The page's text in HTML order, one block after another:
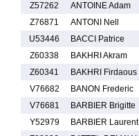
Z57262
ANTOINE Adam
Z76871
ANTONI Nell
U53446
BACCI Patrice
Z60338
BAKHRI Akram
Z60341
BAKHRI Firdaous
V76682
BANON Frederic
V76681
BARBIER Brigitte
Y52979
BARBIER Laurent